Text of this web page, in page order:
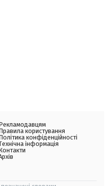
користування
конфіденційності
інформація